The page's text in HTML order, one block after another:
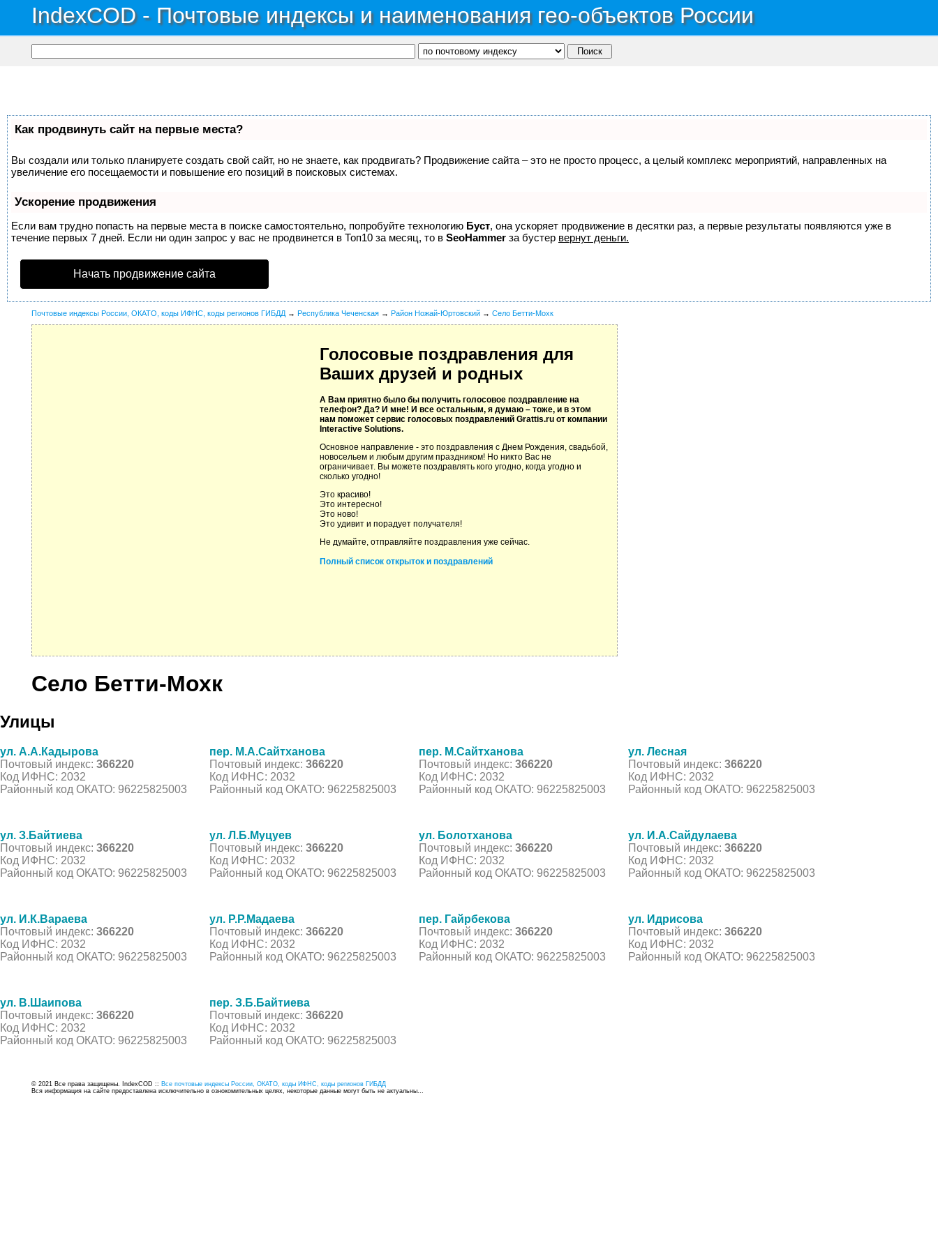
IndexCOD - Почтовые индексы и наименования гео-объектов России
Как продвинуть сайт на первые места?
Вы создали или только планируете создать свой сайт, но не знаете, как продвигать? Продвижение сайта – это не просто процесс, а целый комплекс мероприятий, направленных на
увеличение его посещаемости и повышение его позиций в поисковых системах.
Ускорение продвижения
Если вам трудно попасть на первые места в поиске самостоятельно, попробуйте технологию Буст, она ускоряет продвижение в десятки раз, а первые результаты появляются уже в
течение первых 7 дней. Если ни один запрос у вас не продвинется в Топ10 за месяц, то в SeoHammer за бустер вернут деньги.
Начать продвижение сайта
Почтовые индексы России, ОКАТО, коды ИФНС, коды регионов ГИБДД → Республика Чеченская → Район Ножай-Юртовский → Село Бетти-Мохк
Голосовые поздравления для
Ваших друзей и родных
А Вам приятно было бы получить голосовое поздравление на
телефон? Да? И мне! И все остальным, я думаю – тоже, и в этом
нам поможет сервис голосовых поздравлений Grattis.ru от компании
Interactive Solutions.
Основное направление - это поздравления с Днем Рождения, свадьбой,
новосельем и любым другим праздником! Но никто Вас не
ограничивает. Вы можете поздравлять кого угодно, когда угодно и
сколько угодно!
Это красиво!
Это интересно!
Это ново!
Это удивит и порадует получателя!
Не думайте, отправляйте поздравления уже сейчас.
Полный список открыток и поздравлений
Село Бетти-Мохк
Улицы
ул. А.А.Кадырова
Почтовый индекс: 366220
Код ИФНС: 2032
Районный код ОКАТО: 96225825003
пер. М.А.Сайтханова
Почтовый индекс: 366220
Код ИФНС: 2032
Районный код ОКАТО: 96225825003
пер. М.Сайтханова
Почтовый индекс: 366220
Код ИФНС: 2032
Районный код ОКАТО: 96225825003
ул. Лесная
Почтовый индекс: 366220
Код ИФНС: 2032
Районный код ОКАТО: 96225825003
ул. З.Байтиева
Почтовый индекс: 366220
Код ИФНС: 2032
Районный код ОКАТО: 96225825003
ул. Л.Б.Муцуев
Почтовый индекс: 366220
Код ИФНС: 2032
Районный код ОКАТО: 96225825003
ул. Болотханова
Почтовый индекс: 366220
Код ИФНС: 2032
Районный код ОКАТО: 96225825003
ул. И.А.Сайдулаева
Почтовый индекс: 366220
Код ИФНС: 2032
Районный код ОКАТО: 96225825003
ул. И.К.Вараева
Почтовый индекс: 366220
Код ИФНС: 2032
Районный код ОКАТО: 96225825003
ул. Р.Р.Мадаева
Почтовый индекс: 366220
Код ИФНС: 2032
Районный код ОКАТО: 96225825003
пер. Гайрбекова
Почтовый индекс: 366220
Код ИФНС: 2032
Районный код ОКАТО: 96225825003
ул. Идрисова
Почтовый индекс: 366220
Код ИФНС: 2032
Районный код ОКАТО: 96225825003
ул. В.Шаипова
Почтовый индекс: 366220
Код ИФНС: 2032
Районный код ОКАТО: 96225825003
пер. З.Б.Байтиева
Почтовый индекс: 366220
Код ИФНС: 2032
Районный код ОКАТО: 96225825003
© 2021 Все права защищены. IndexCOD :: Все почтовые индексы России, ОКАТО, коды ИФНС, коды регионов ГИБДД
Вся информация на сайте предоставлена исключительно в ознокомительных целях, некоторые данные могут быть не актуальны...